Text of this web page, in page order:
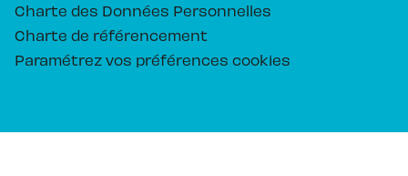
Charte des Données Personnelles
Charte de référencement
Paramétrez vos préférences cookies